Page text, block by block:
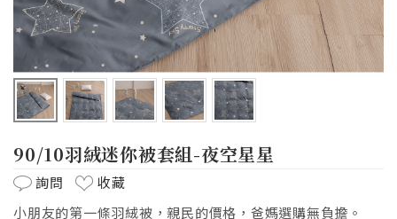
90/10羽絨迷你被套組-夜空星星
詢問
收藏
小朋友的第一條羽絨被，親民的價格，爸媽選購無負擔。